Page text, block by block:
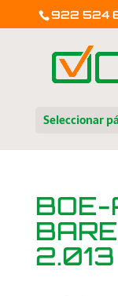
922 524
Seleccionar
2.013